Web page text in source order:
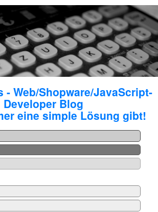
- Web/Shopware/JavaScript-
Developer Blog
eine simple Lösung gibt!